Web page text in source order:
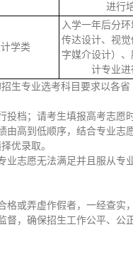
进行
学类
入学一年后分
传达设计、视
字媒介设计）
计专业进
生专业选考科目要求以各省
档；请考生填报高考志
高到低顺序，结合专业
优录取。
志愿无法满足并且服从
或弄虚作假者，一经查实
，确保招生工作公平、公